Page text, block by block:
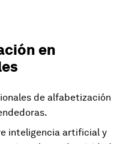
en
de alfabetización
inteligencia artificial y